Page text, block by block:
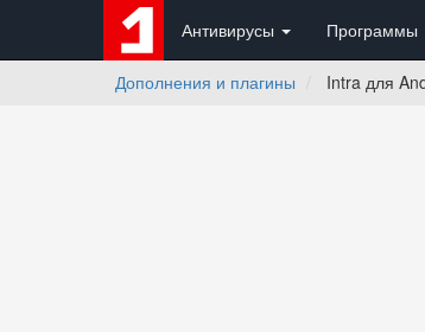
Антивирусы Программы
Дополнения и плагины Intra для